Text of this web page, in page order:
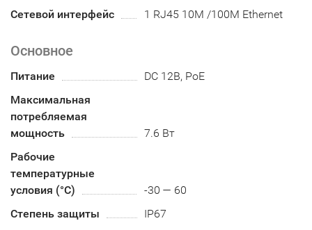
Сетевой интерфейс 1 RJ45 10M /100M Ethernet
Основное
Питание
DC 12В, PoE
Максимальная
потребляемая
мощность
7.6 Вт
Рабочие
температурные
условия (°С)
-30 — 60
Степень защиты
IP67